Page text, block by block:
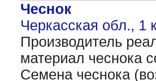
Чеснок
Черкасская обл., 1
Производитель
материал чеснока
Семена чеснока